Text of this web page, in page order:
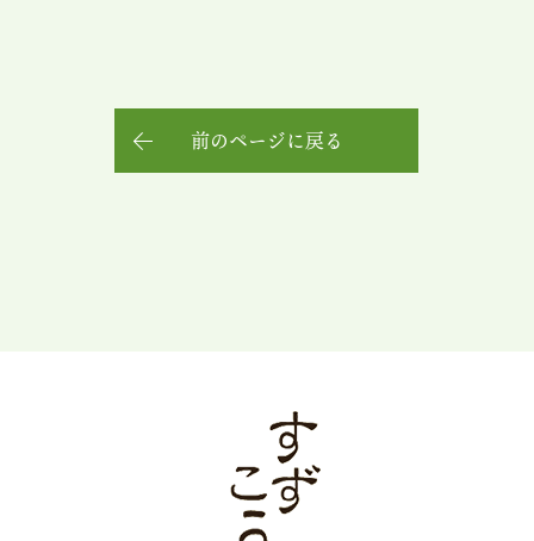
前のページに戻る